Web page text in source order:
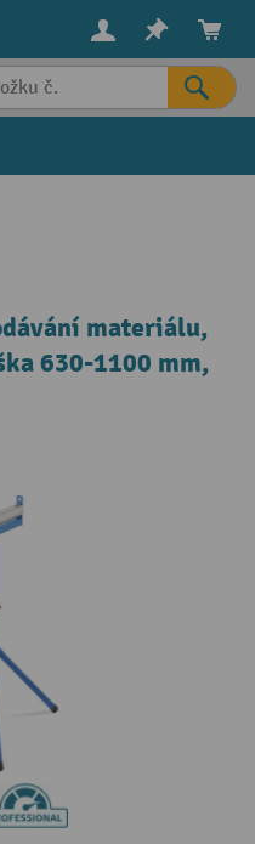
materiálu,
630-1100 mm,